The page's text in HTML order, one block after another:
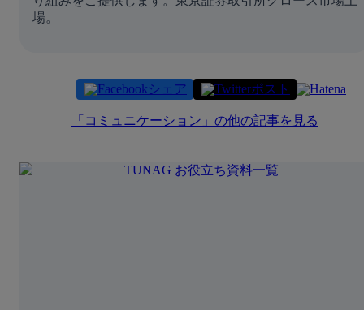
場。
シェア ポスト
「 コミュニケーション 」の他の記事を見る